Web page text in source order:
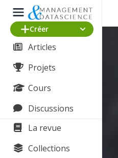
Créer
Articles
Projets
Cours
Discussions
La revue
Collections